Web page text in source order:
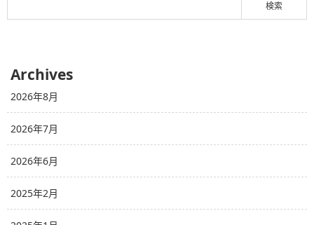
Archives
2026年8月
2026年7月
2026年6月
2025年2月